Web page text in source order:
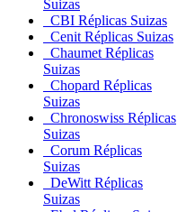
Suizas
CBI Réplicas Suizas
Cenit Réplicas Suizas
Chaumet Réplicas
Suizas
Chopard Réplicas
Suizas
Chronoswiss Réplicas
Suizas
Corum Réplicas
Suizas
DeWitt Réplicas
Suizas